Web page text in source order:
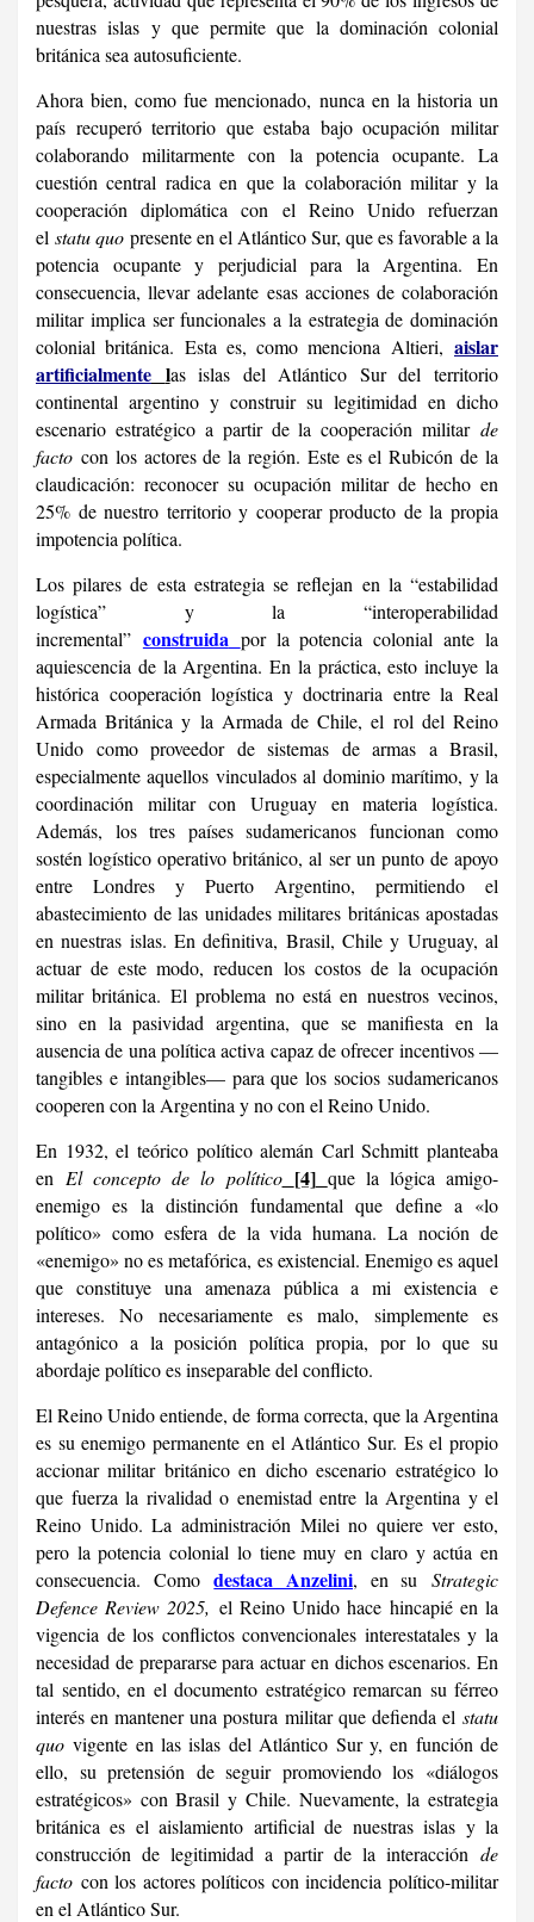
nuestras islas y que permite que la dominación colonial
británica sea autosuficiente.
Ahora bien, como fue mencionado, nunca en la historia un
país recuperó territorio que estaba bajo ocupación militar
colaborando militarmente con la potencia ocupante. La
cuestión central radica en que la colaboración militar y la
cooperación diplomática con el Reino Unido refuerzan
el statu quo presente en el Atlántico Sur, que es favorable a la
potencia ocupante y perjudicial para la Argentina. En
consecuencia, llevar adelante esas acciones de colaboración
militar implica ser funcionales a la estrategia de dominación
colonial británica. Esta es, como menciona Altieri, aislar
artificialmente las islas del Atlántico Sur del territorio
continental argentino y construir su legitimidad en dicho
escenario estratégico a partir de la cooperación militar de
facto con los actores de la región. Este es el Rubicón de la
claudicación: reconocer su ocupación militar de hecho en
25% de nuestro territorio y cooperar producto de la propia
impotencia política.
Los pilares de esta estrategia se reflejan en la “estabilidad
logística” y la “interoperabilidad
incremental” construida por la potencia colonial ante la
aquiescencia de la Argentina. En la práctica, esto incluye la
histórica cooperación logística y doctrinaria entre la Real
Armada Británica y la Armada de Chile, el rol del Reino
Unido como proveedor de sistemas de armas a Brasil,
especialmente aquellos vinculados al dominio marítimo, y la
coordinación militar con Uruguay en materia logística.
Además, los tres países sudamericanos funcionan como
sostén logístico operativo británico, al ser un punto de apoyo
entre Londres y Puerto Argentino, permitiendo el
abastecimiento de las unidades militares británicas apostadas
en nuestras islas. En definitiva, Brasil, Chile y Uruguay, al
actuar de este modo, reducen los costos de la ocupación
militar británica. El problema no está en nuestros vecinos,
sino en la pasividad argentina, que se manifiesta en la
ausencia de una política activa capaz de ofrecer incentivos —
tangibles e intangibles— para que los socios sudamericanos
cooperen con la Argentina y no con el Reino Unido.
En 1932, el teórico político alemán Carl Schmitt planteaba
en El concepto de lo político [4] que la lógica amigo-
enemigo es la distinción fundamental que define a «lo
político» como esfera de la vida humana. La noción de
«enemigo» no es metafórica, es existencial. Enemigo es aquel
que constituye una amenaza pública a mi existencia e
intereses. No necesariamente es malo, simplemente es
antagónico a la posición política propia, por lo que su
abordaje político es inseparable del conflicto.
El Reino Unido entiende, de forma correcta, que la Argentina
es su enemigo permanente en el Atlántico Sur. Es el propio
accionar militar británico en dicho escenario estratégico lo
que fuerza la rivalidad o enemistad entre la Argentina y el
Reino Unido. La administración Milei no quiere ver esto,
pero la potencia colonial lo tiene muy en claro y actúa en
consecuencia. Comodestaca Anzelini, en suStrategic
Defence Review 2025, el Reino Unido hace hincapié en la
vigencia de los conflictos convencionales interestatales y la
necesidad de prepararse para actuar en dichos escenarios. En
tal sentido, en el documento estratégico remarcan su férreo
interés en mantener una postura militar que defienda el statu
quo vigente en las islas del Atlántico Sur y, en función de
ello, su pretensión de seguir promoviendo los «diálogos
estratégicos» con Brasil y Chile. Nuevamente, la estrategia
británica es el aislamiento artificial de nuestras islas y la
construcción de legitimidad a partir de la interacción de
facto con los actores políticos con incidencia político-militar
en el Atlántico Sur.